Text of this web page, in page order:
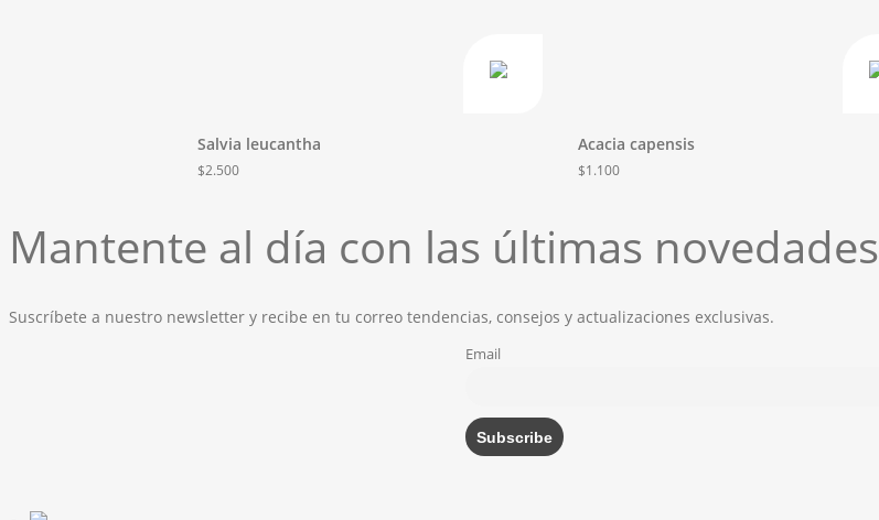
Salvia leucantha
$2.500
Acacia capensis
$1.100
Mantente al día con las últimas novedades
Suscríbete a nuestro newsletter y recibe en tu correo tendencias, consejos y actualizaciones exclusivas.
Email